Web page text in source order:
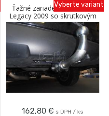
Ťažné zariadenie SUBARU
Legacy 2009 so skrutkovým
odnímaním A Galia
162,80 € s DPH / ks
Vyberte variant